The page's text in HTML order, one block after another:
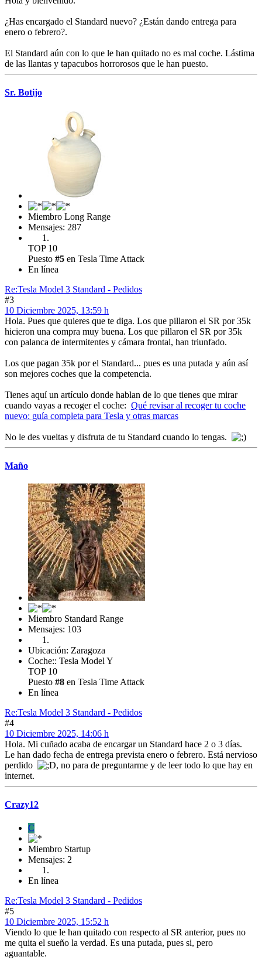
¿Has encargado el Standard nuevo? ¿Están dando entrega para
enero o febrero?.
El Standard aún con lo que le han quitado no es mal coche. Lástima
de las llantas y tapacubos horrorosos que le han puesto.
Sr. Botijo
Miembro Long Range
Mensajes: 287
TOP 10
Puesto #5 en Tesla Time Attack
En línea
Re:Tesla Model 3 Standard - Pedidos
#3
10 Diciembre 2025, 13:59 h
Hola. Pues que quieres que te diga. Los que pillaron el SR por 35k
hicieron una compra muy buena. Los que pillaron el SR por 35k
con palanca de intermitentes y cámara frontal, han triunfado.
Los que pagan 35k por el Standard... pues es una putada y aún así
son mejores coches que la competencia.
Tienes aquí un artículo donde hablan de lo que tienes que mirar
cuando vayas a recoger el coche: Qué revisar al recoger tu coche
nuevo: guía completa para Tesla y otras marcas
No le des vueltas y disfruta de tu Standard cuando lo tengas.
Maño
Miembro Standard Range
Mensajes: 103
Ubicación: Zaragoza
Coche:: Tesla Model Y
TOP 10
Puesto #8 en Tesla Time Attack
En línea
Re:Tesla Model 3 Standard - Pedidos
#4
10 Diciembre 2025, 14:06 h
Hola. Mi cuñado acaba de encargar un Standard hace 2 o 3 días.
Le han dado fecha de entrega prevista enero o febrero. Está nervioso
perdido
, no para de preguntarme y de leer todo lo que hay en
internet.
Crazy12
C
Miembro Startup
Mensajes: 2
En línea
Re:Tesla Model 3 Standard - Pedidos
#5
10 Diciembre 2025, 15:52 h
Viendo lo que le han quitado con respecto al SR anterior, pues no
me quita el sueño la verdad. Es una putada, pues si, pero
aguantable.